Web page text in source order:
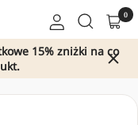
0
15% zniżki na co